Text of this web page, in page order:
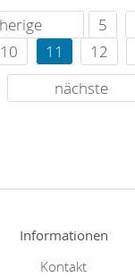
5
10 11 12
nächste
Informationen
Kontakt